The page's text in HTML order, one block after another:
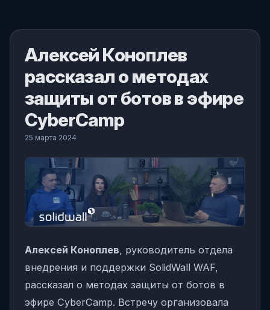
Алексей Коноплев
рассказал о методах
защиты от ботов в эфире
CyberCamp
25 марта 2024
Алексей Коноплев, руководитель отдела
внедрения и поддержки SolidWall WAF,
рассказал о методах защиты от ботов в
эфире CyberCamp. Встречу организовала